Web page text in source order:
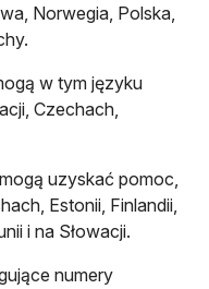
Norwegia, Polska,
w tym języku
Czechach,
uzyskać pomoc,
Estonii, Finlandii,
i na Słowacji.
numery